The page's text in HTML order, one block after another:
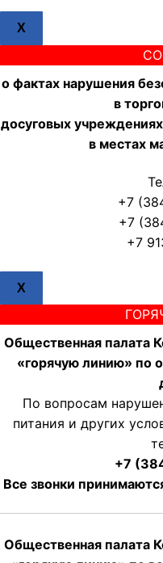
X
о фактах нарушения
в
досуговых
в местах
+7
+7
+7
X
Общественная палата
«горячую линию» по
По вопросам
питания и других
+7
Все звонки
Общественная палата